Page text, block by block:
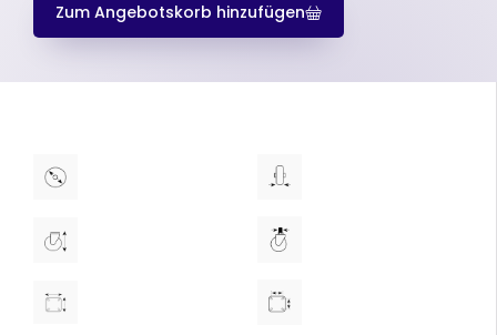
Zum Angebotskorb hinzufügen